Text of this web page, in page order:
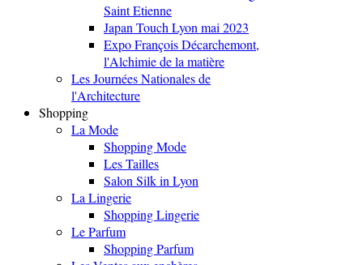
Saint Etienne
Japan Touch Lyon mai 2023
Expo François Décarchemont,
l'Alchimie de la matière
Les Journées Nationales de
l'Architecture
Shopping
La Mode
Shopping Mode
Les Tailles
Salon Silk in Lyon
La Lingerie
Shopping Lingerie
Le Parfum
Shopping Parfum